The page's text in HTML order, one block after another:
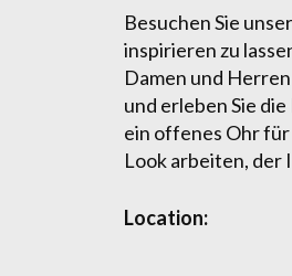
Besuchen Sie
inspirieren zu
Damen und
und erleben Sie
ein offenes Ohr für
Look arbeiten, der
Location: